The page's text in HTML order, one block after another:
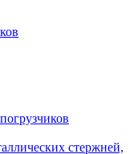
стержней,